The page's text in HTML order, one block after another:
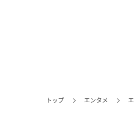
トップ エンタメ